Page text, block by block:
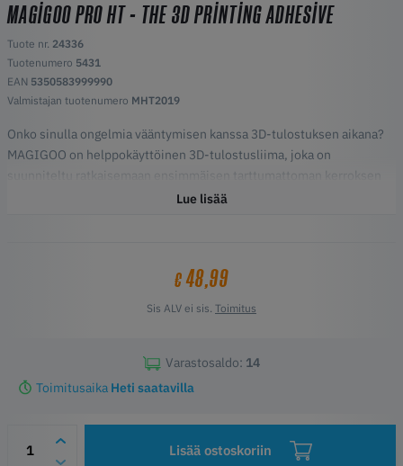
MAGIGOO PRO HT - THE 3D PRINTING ADHESIVE
Tuote nr. 24336
Tuotenumero 5431
EAN 5350583999990
Valmistajan tuotenumero MHT2019
Onko sinulla ongelmia vääntymisen kanssa 3D-tulostuksen aikana?
MAGIGOO on helppokäyttöinen 3D-tulostusliima, joka on
suunniteltu ratkaisemaan ensimmäisen tarttumattoman kerroksen
(vääntyminen) ongelma. Tämä on yleisin ongelma 3D-tulostuksessa
Lue lisää
€48,99
Sis ALV ei sis. Toimitus
Varastosaldo: 14
Toimitusaika Heti saatavilla
Lisää ostoskoriin